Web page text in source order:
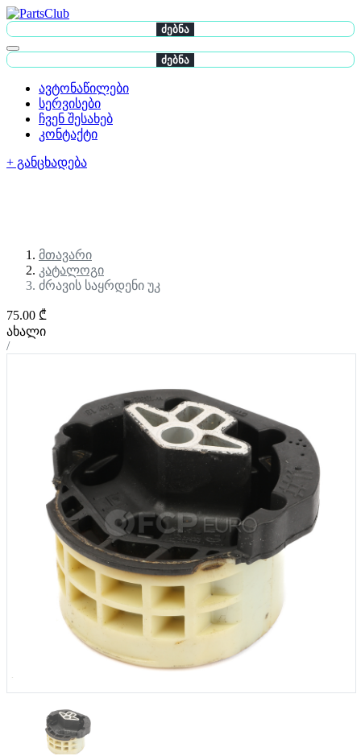
ძებნა
ძებნა
ავტონაწილები
სერვისები
ჩვენ შესახებ
კონტაქტი
+ განცხადება
მთავარი
კატალოგი
ძრავის საყრდენი უკ
75.00 ₾
ახალი
/